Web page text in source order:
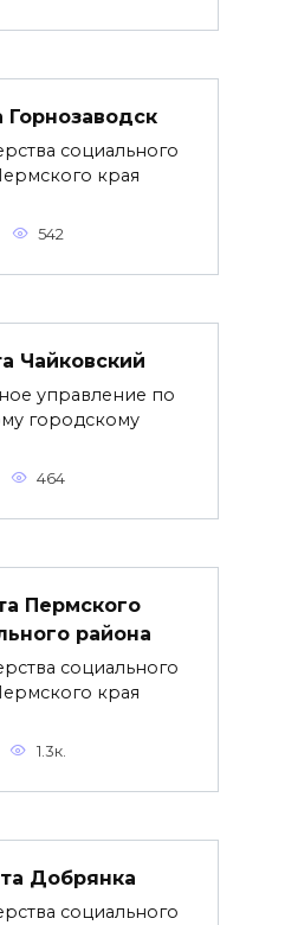
социального
края
542
Чайковский
управление по
городскому
464
Пермского
района
социального
края
1.3к.
Добрянка
социального